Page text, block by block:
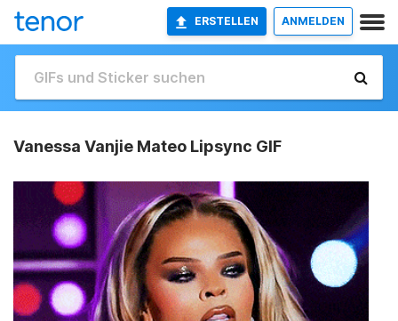
ERSTELLEN ANMELDEN
Vanessa Vanjie Mateo Lipsync GIF